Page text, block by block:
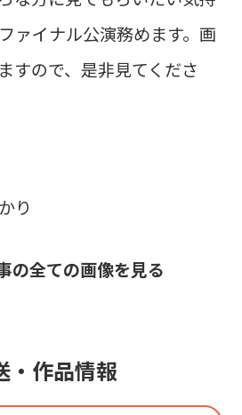
ァイナル公演務めます。画
すので、是非見てくださ
り
の全ての画像を見る
・作品情報